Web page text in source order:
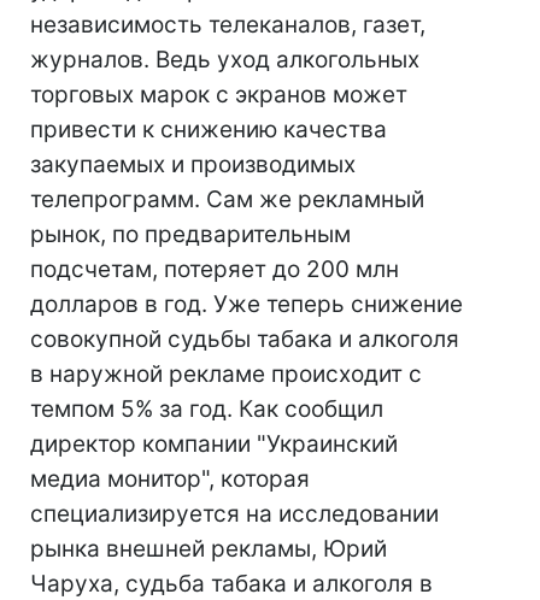
независимость телеканалов, газет,
журналов. Ведь уход алкогольных
торговых марок с экранов может
привести к снижению качества
закупаемых и производимых
телепрограмм. Сам же рекламный
рынок, по предварительным
подсчетам, потеряет до 200 млн
долларов в год. Уже теперь снижение
совокупной судьбы табака и алкоголя
в наружной рекламе происходит с
темпом 5% за год. Как сообщил
директор компании "Украинский
медиа монитор", которая
специализируется на исследовании
рынка внешней рекламы, Юрий
Чаруха, судьба табака и алкоголя в